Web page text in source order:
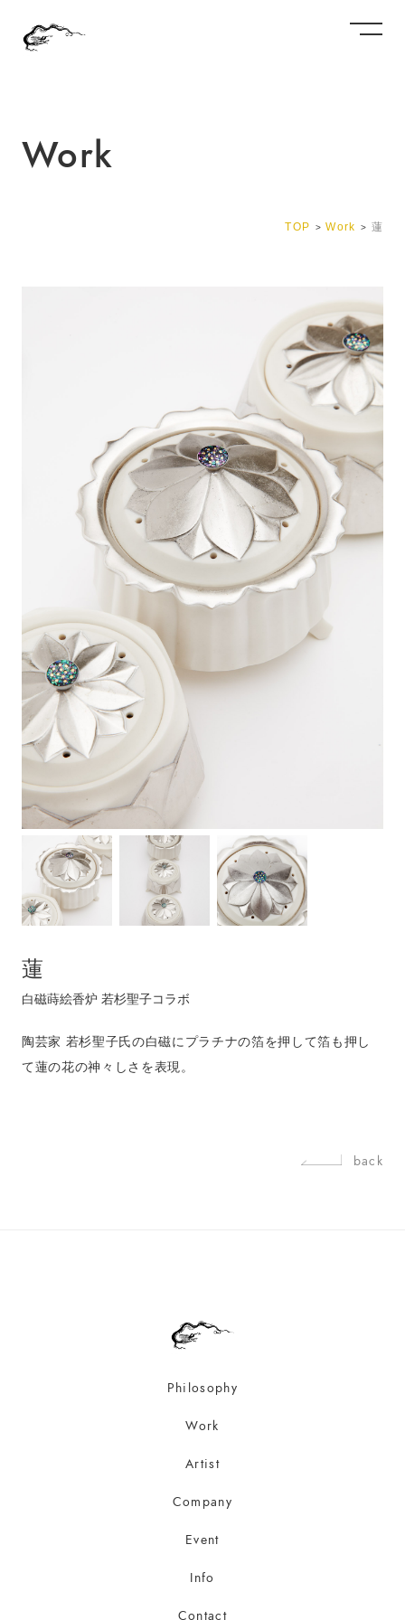
Work
TOP >Work > 蓮
蓮
白磁蒔絵香炉 若杉聖子コラボ
陶芸家 若杉聖子氏の白磁にプラチナの箔を押して箔も押し
て蓮の花の神々しさを表現。
back
Philosophy
Work
Artist
Company
Event
Info
Contact